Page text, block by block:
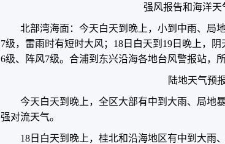
强风报告和海洋天
北部湾海面：今天白天到晚上，小到中雨、局
7级，雷雨时有短时大风；18日白天到19日晚上，
6级、阵风7级。合浦到东兴沿海各地台风警报站，
陆地天气预
今天白天到晚上，全区大部有中到大雨、局地
强对流天气。
18日白天到晚上，桂北和沿海地区有中到大雨